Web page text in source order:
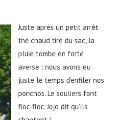
Juste après un petit arrêt
thé chaud tiré du sac, la
pluie tombe en forte
averse : nous avons eu
juste le temps d’enfiler nos
ponchos. Le souliers font
floc-floc. Jojo dit qu’ils